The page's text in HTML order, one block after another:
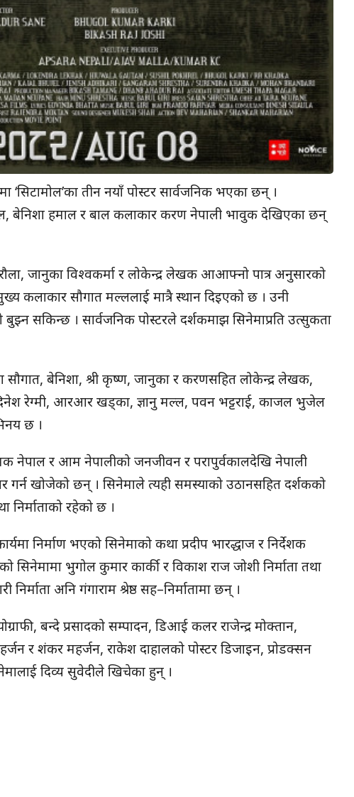
‘सिटामोल’का तीन नयाँ पोस्टर सार्वजनिक भएका छन् ।
बेनिशा हमाल र बाल कलाकार करण नेपाली भावुक देखिएका छन्
जानुका विश्वकर्मा र लोकेन्द्र लेखक आआफ्नो पात्र अनुसारको
कलाकार सौगात मल्ललाई मात्रै स्थान दिइएको छ । उनी
सकिन्छ । सार्वजनिक पोस्टरले दर्शकमाझ सिनेमाप्रति उत्सुकता
बेनिशा, श्री कृष्ण, जानुका र करणसहित लोकेन्द्र लेखक,
रेग्मी, आरआर खड्का, ज्ञानु मल्ल, पवन भट्टराई, काजल भुजेल
छ ।
नेपाल र आम नेपालीको जनजीवन र परापुर्वकालदेखि नेपाली
खोजेको छन् । सिनेमाले त्यही समस्याको उठानसहित दर्शकको
निर्माताको रहेको छ ।
निर्माण भएको सिनेमाको कथा प्रदीप भारद्धाज र निर्देशक
भुगोल कुमार कार्की र विकाश राज जोशी निर्माता तथा
अनि गंगाराम श्रेष्ठ सह–निर्मातामा छन् ।
बन्दे प्रसादको सम्पादन, डिआई कलर राजेन्द्र मोक्तान,
र शंकर महर्जन, राकेश दाहालको पोस्टर डिजाइन, प्रोडक्सन
दिव्य सुवेदीले खिचेका हुन् ।